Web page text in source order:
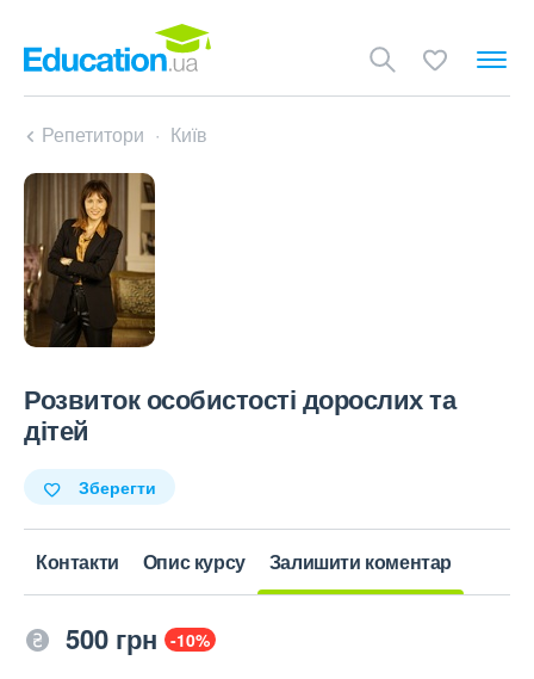
Репетитори Київ
Розвиток особистості дорослих та
дітей
Зберегти
Контакти Опис курсу Залишити коментар
500 грн -10%